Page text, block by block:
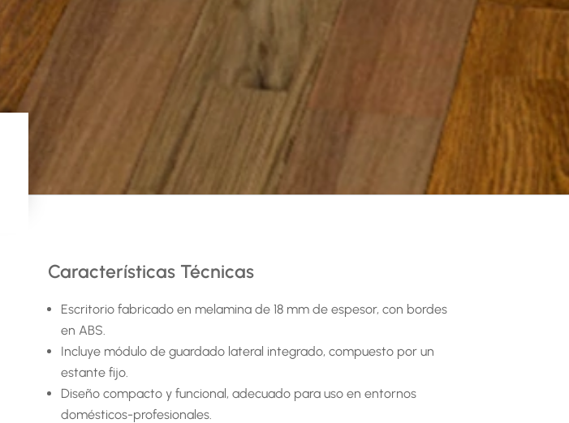
Características Técnicas
Escritorio fabricado en melamina de 18 mm de espesor, con bordes
en ABS.
Incluye módulo de guardado lateral integrado, compuesto por un
estante fijo.
Diseño compacto y funcional, adecuado para uso en entornos
domésticos-profesionales.
CONTÁCTENOS
Télefono: +54 11 4856-9979
WhatsApp:11 6928-7110
WhatsApp:11 3922-5373
Email:info@brenkier.com.ar